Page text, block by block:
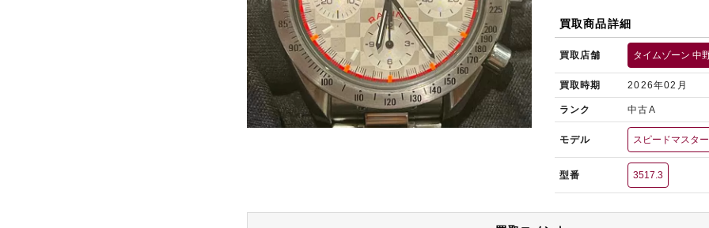
買取商品詳細
買取店舗 タイムゾーン 中
買取時期 2026年02月
ランク 中古A
モデル スピードマスタ
型番 3517.3